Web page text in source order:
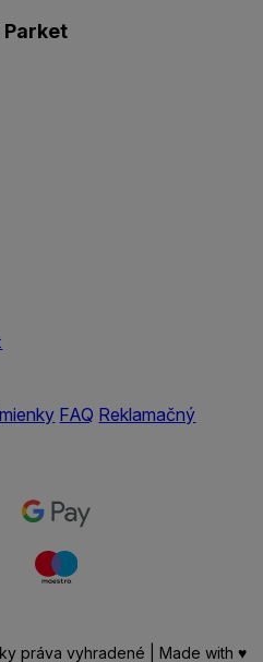
Parket
FAQ Reklamačný
práva vyhradené | Made with ♥